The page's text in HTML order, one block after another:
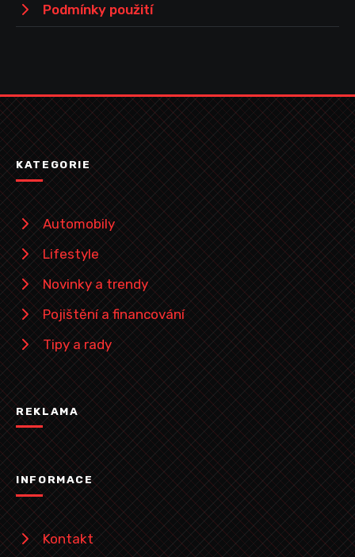
Podmínky použití
KATEGORIE
Automobily
Lifestyle
Novinky a trendy
Pojištění a financování
Tipy a rady
REKLAMA
INFORMACE
Kontakt